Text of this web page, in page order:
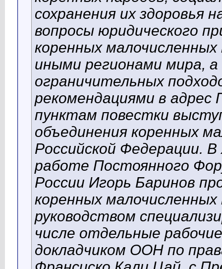
сохранения их здоровья
вопросы юридического
коренных малочисленных
иными регионами мира,
ограничительных
рекомендациями в
пунктам повестки
объединения коренных
Российской Федерации.
работе Постоянного
России Игорь Баринов
коренных
руководством
числе отдельные
докладчиком ООН по